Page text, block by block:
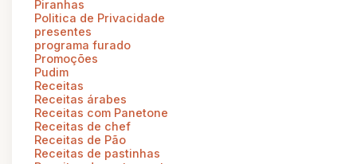
Piranhas
Politica de Privacidade
presentes
programa furado
Promoções
Pudim
Receitas
Receitas árabes
Receitas com Panetone
Receitas de chef
Receitas de Pão
Receitas de pastinhas